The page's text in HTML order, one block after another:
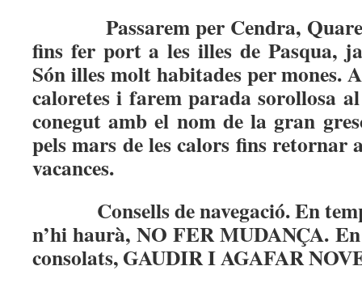
Passarem per Cendra,
fins fer port a les illes de Pasqua,
Són illes molt habitades per mones.
caloretes i farem parada sorollosa
conegut amb el nom de la gran
pels mars de les calors fins retornar
vacances.
Consells de navegació. En
n’hi haurà, NO FER MUDANÇA.
consolats, GAUDIR I AGAFAR